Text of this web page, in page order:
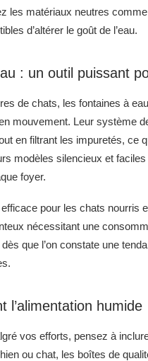
les matériaux neutres
d’altérer le goût de l’eau.
: un outil puissant
de chats, les fontaines à
mouvement. Leur système
en filtrant les impuretés, ce
modèles silencieux et
foyer.
pour les chats nourris
nécessitant une
que l’on constate une
l’alimentation humide
vos efforts, pensez à
ou chat, les boîtes de